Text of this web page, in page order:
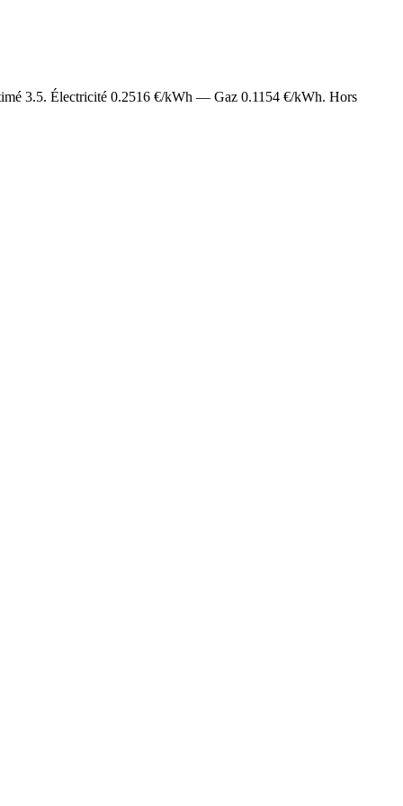
3.5. Électricité 0.2516 €/kWh — Gaz 0.1154 €/kWh. Hors